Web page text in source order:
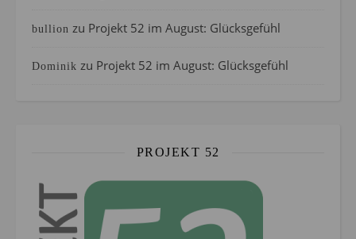
bullion zu Projekt 52 im August: Glücksgefühl
Dominik zu Projekt 52 im August: Glücksgefühl
PROJEKT 52